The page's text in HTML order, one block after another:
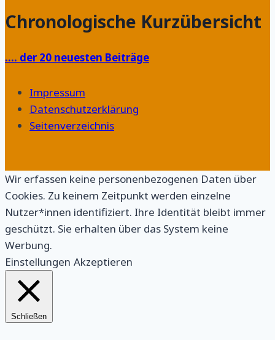
Chronologische Kurzübersicht
…. der 20 neuesten Beiträge
Impressum
Datenschutzerklärung
Seitenverzeichnis
Wir erfassen keine personenbezogenen Daten über
Cookies. Zu keinem Zeitpunkt werden einzelne
Nutzer*innen identifiziert. Ihre Identität bleibt immer
geschützt. Sie erhalten über das System keine
Werbung.
Einstellungen Akzeptieren
Schließen